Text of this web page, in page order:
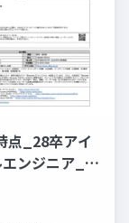
点_28卒アイ
ンジニア_就